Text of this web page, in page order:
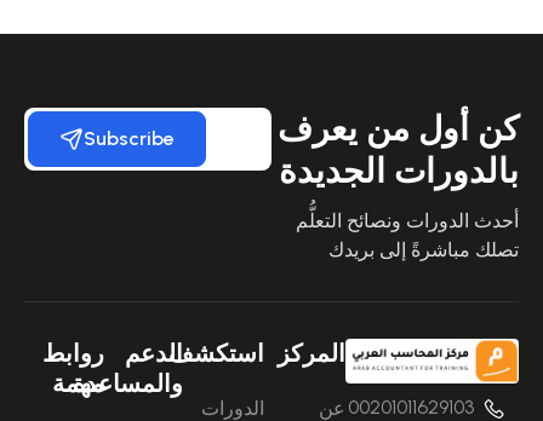
كن أول من يعرف
بالدورات الجديدة
أحدث الدورات ونصائح التعلُّم
تصلك مباشرةً إلى بريدك
Subscribe
00201011629103
المركز
عن
استكشف
الدورات
الدعم
والمساعدة
روابط
مهمة